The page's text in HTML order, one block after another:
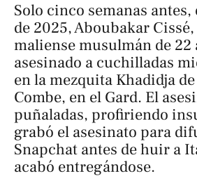
Solo cinco semanas
de 2025, Aboubakar
maliense musulmán de 22
asesinado a cuchilladas
en la mezquita Khadidja
Combe, en el Gard. El
puñaladas, profiriendo
grabó el asesinato para
Snapchat antes de huir a
acabó entregándose.